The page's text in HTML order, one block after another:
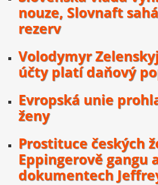
nouze, Slovnaft
rezerv
Volodymyr
účty platí daňový
Evropská unie
ženy
Prostituce českých
Eppingerově gangu
dokumentech